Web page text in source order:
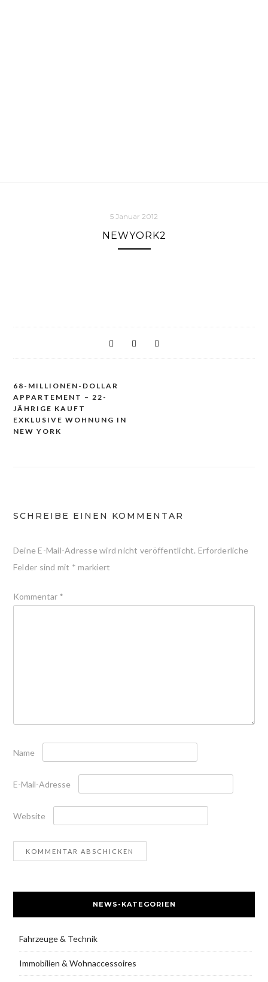
5 Januar 2012
NEWYORK2
Beitragsnavigation
68-MILLIONEN-DOLLAR
APPARTEMENT – 22-
JÄHRIGE KAUFT
EXKLUSIVE WOHNUNG IN
NEW YORK
SCHREIBE EINEN KOMMENTAR
Deine E-Mail-Adresse wird nicht veröffentlicht. Erforderliche
Felder sind mit * markiert
Kommentar *
Name
E-Mail-Adresse
Website
NEWS-KATEGORIEN
Fahrzeuge & Technik
Immobilien & Wohnaccessoires